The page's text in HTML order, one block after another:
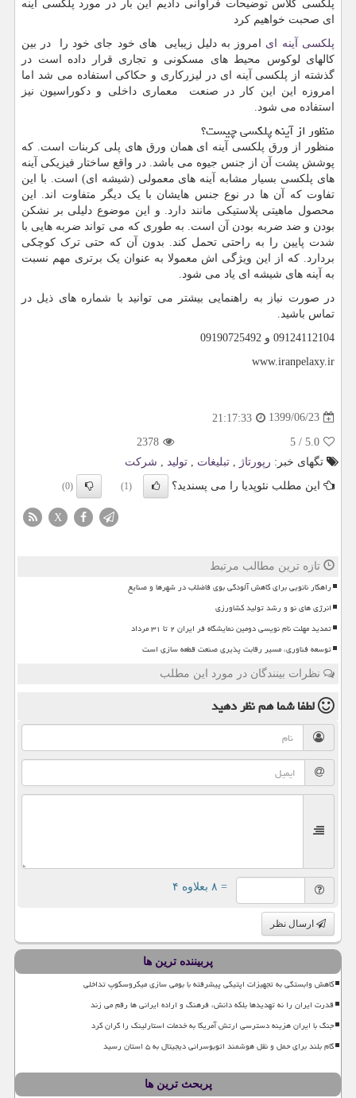
پلکسی گلاس توضیحات فراوانی دادیم این بار در مورد پلکسی آینه
ای صحبت خواهیم کرد
پلکسی آینه ای امروز به دلیل زیبایی های خود جای خود را در بین
کالهای لوکوس محیط های مسکونی و تجاری قرار داده است در
گذشته از پلکسی آینه ای در لیزرکاری و حکاکی استفاده می شد اما
امروزه این این کار در صنعت معماری داخلی و دکوراسیون نیز
استفاده می شود.
منظور از آینه پلکسی چیست؟
منظور از ورق پلکسی آینه ای همان ورق های پلی کربنات است. که
پوشش پشت آن از جنس جیوه می باشد. در واقع ساختار فیزیکی آینه
های پلکسی بسیار مشابه آینه های معمولی (شیشه ای) است. با این
تفاوت که آن ها در نوع جنس هایشان با یک دیگر متفاوت اند. این
محصول ماهیتی پلاستیکی مانند دارد. و این موضوع دلیلی بر نشکن
بودن و ضد ضربه بودن آن است. به طوری که می تواند ضربه هایی با
شدت پایین را به راحتی تحمل کند. بدون آن که حتی ترک کوچکی
بردارد. که از این ویژگی اش معمولا به عنوان یک برتری مهم نسبت
به آینه های شیشه ای یاد می شود.
در صورت نیاز به راهنمایی بیشتر می توانید با شماره های ذیل در
تماس باشید.
09124112104 و 09190725492
www.iranpelaxy.ir
1399/06/23
21:17:33
5.0
/
5
2378
تگهای خبر: رپورتاژ , تبلیغات , تولید , شركت
این مطلب نئوپدیا را می پسندید؟
(1)
(0)
X
تازه ترین مطالب مرتبط
راهکار نانویی برای کاهش آلودگی بوی فاضلاب در شهرها و صنایع
انرژی های نو و رشد تولید کشاورزی
تمدید مهلت نام نویسی دومین نمایشگاه فر ایران ۲ تا ۳۱ مرداد
توسعه فناوری، مسیر رقابت پذیری صنعت قطعه سازی است
نظرات بینندگان در مورد این مطلب
لطفا شما همنظر دهید
= ۸ بعلاوه ۴
ارسال نظر
پربیننده ترین ها
کاهش وابستگی به تجهیزات اپتیکی پیشرفته با بومی سازی میکروسکوپ تداخلی
قدرت ایران را نه تهدیدها بلکه دانش، فرهنگ و اراده ایرانی ها رقم می زند
جنگ با ایران هزینه دسترسی ارتش آمریکا به خدمات استارلینک را گران کرد
گام بلند برای حمل و نقل هوشمند اتوبوسرانی دیجیتال به ۵ استان رسید
پربحث ترین ها